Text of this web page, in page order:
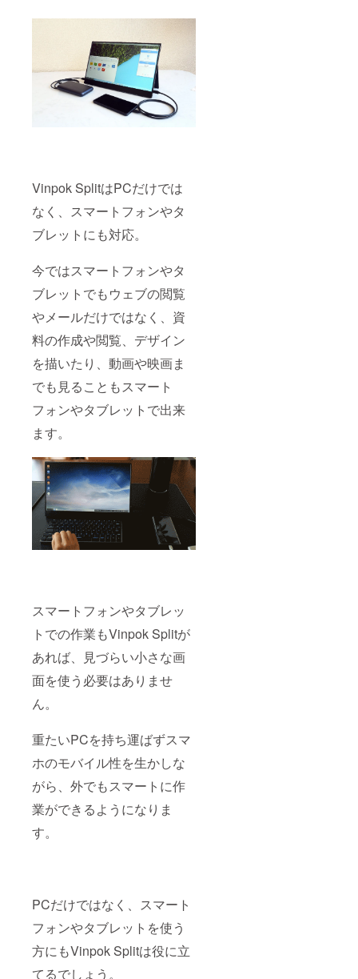
Vinpok SplitはPCだけでは
なく、スマートフォンやタ
ブレットにも対応。
今ではスマートフォンやタ
ブレットでもウェブの閲覧
やメールだけではなく、資
料の作成や閲覧、デザイン
を描いたり、動画や映画ま
でも見ることもスマート
フォンやタブレットで出来
ます。
スマートフォンやタブレッ
トでの作業もVinpok Splitが
あれば、見づらい小さな画
面を使う必要はありませ
ん。
重たいPCを持ち運ばずスマ
ホのモバイル性を生かしな
がら、外でもスマートに作
業ができるようになりま
す。
PCだけではなく、スマート
フォンやタブレットを使う
方にもVinpok Splitは役に立
てるでしょう。